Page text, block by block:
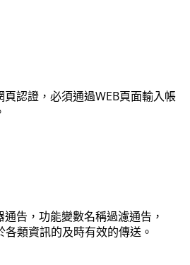
認證，必須通過WEB頁面輸入帳
告，功能變數名稱過濾通告，
類資訊的及時有效的傳送。